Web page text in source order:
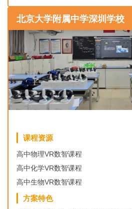
北京大学附属中学深圳学校
课程资源
高中物理VR数智课程
高中化学VR数智课程
高中生物VR数智课程
方案特色